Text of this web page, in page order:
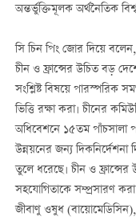
অন্তর্ভুক্তিমূলক অর্থনৈতিক
সি চিন পিং জোর দিয়ে
চীন ও ফ্রান্সের উচিত বড়
সংশ্লিষ্ট বিষয়ে পারস্পরিক
ভিত্তি রক্ষা করা। চীনের
অধিবেশনে ১৫তম পাঁচসালা
উন্নয়নের জন্য
তুলে ধরেছে। চীন ও ফ্রান্সের
সহযোগিতাকে সম্প্রসারণ
জীবাণু ওষুধ